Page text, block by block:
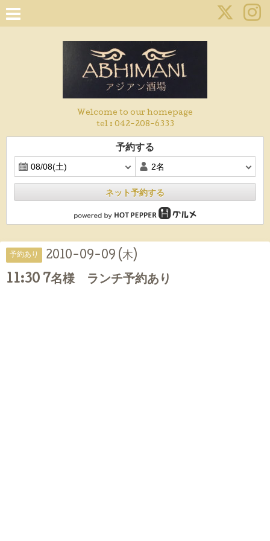
Welcome to our homepage
tel : 042-208-6333
予約する
ネット予約する
予約あり 2010-09-09 (木)
11:30 7名様 ランチ予約あり